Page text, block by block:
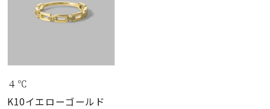
４℃
K10イエローゴールド